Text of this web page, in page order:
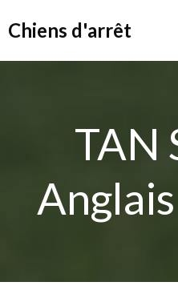
Chiens d'arrêt
TAN